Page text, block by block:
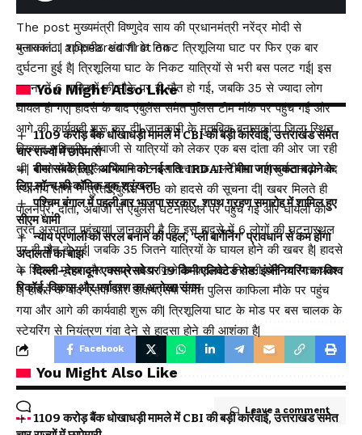
The post मुख्यमंत्री विष्णुदेव साय की प्रधानमंत्री नरेंद्र मोदी से
मुलाकात… appeared first on .
You Might Also Like
₹1109 करोड़ बैंक धोखाधड़ी मामले में CBI की बड़ी कार्रवाई, उत्तराखंड समेत
चार राज्यों में छापेमारी
बीमा सबके लिए’ अभियान को नई गति: IRDAI ने बीमा जागरूकता बढ़ाने के
लिए लॉन्च की कॉमिक बुक श्रृंखला
पश्चिम बंगाल में पहली बार भाजपा सरकार, शपथ ग्रहण समारोह में शामिल हुए
सीएम धामी
न्याय प्रणाली को सरल बनाने की पहल, ‘प्ली बार्गेनिंग’ प्रावधान से कम होगा
अदालतों का बोझ
दिल्ली–देहरादून एक्सप्रेसवे पर 19 किमी एलिवेटेड रोड: इंजीनियरिंग का विश्व
रिकॉर्ड, विकास और पर्यावरण का अनोखा संगम
Facebook
Leave a comment
बनासकांठा| शक्तिपीठ अंबाजी के निकट त्रिशूलिया घाट पर फिर एक बार
दुर्घटना हुई है| त्रिशूलिया घाट के निकट यात्रियों से भरी बस पलट गई| इस
घटना में 6 यात्रियों की मौके पर ही मौत हो गई, जबकि 35 से ज्यादा लोग
घायल हो गए| हादसे के बाद एंबुलेंस समेत पुलिस टीम मौके पर पहुंच गई और
आगे की कार्यवाही शुरू कर दी| जानकारी के मुताबिक बनासकांठा जिला स्थित
विख्यात शक्तिपीठ अंबाजी से यात्रियों को लेकर एक बस दांता की ओर जा रही
थी| रास्ते में त्रिशूलिया के निकट बस अचानक पलटी खा गई| दुर्घटना के बाद
स्थानीय लोगों ने तुरंत एंबुलेंस 108 को हादसे की सूचना दी| खबर मिलते ही
पालनपुर, दांता, अंबाजी से एंबुलेंस घटनास्थल पर पहुंच गई और घायलों को
तुरंत अस्पताल पहुंचाया| जानकारी है कि इस हादसे में 6 लोगों की घटनास्थल
पर ही मौत हो गई| जबकि 35 जितने यात्रियों के घायल होने की खबर है| हादसे
के शिकार मृतक और घायल खेडा जिले के कठलाल निवासी होने का पता चला
है| हादसे के बाद एसपी और डीवायएसपी समेत पुलिस काफिला मौके पर पहुंच
गया और आगे की कार्यवाही शुरू की| त्रिशूलिया घाट के मोड पर बस चालक के
स्टेयरिंग से नियंत्रण गंवा देने से हादसा होने की आशंका है|
You Might Also Like
₹1109 करोड़ बैंक धोखाधड़ी मामले में CBI की बड़ी कार्रवाई, उत्तराखंड समेत